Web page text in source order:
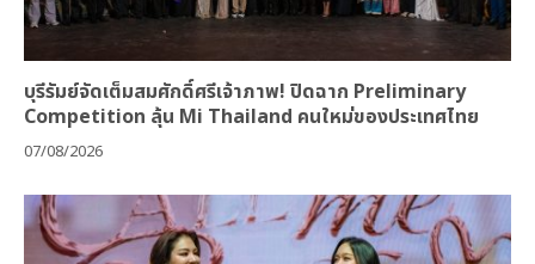
บุรีรัมย์จัดเต็มสมศักดิ์ศรีเจ้าภาพ! ปิดฉาก Preliminary
Competition ลุ้น Mi Thailand คนใหม่ของประเทศไทย
07/08/2026